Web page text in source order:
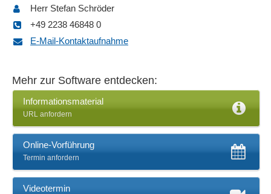
Herr Stefan Schröder
+49 2238 46848 0
E-Mail-Kontaktaufnahme
Mehr zur Software entdecken:
Informationsmaterial
URL anfordern
Online-Vorführung
Termin anfordern
Videotermin